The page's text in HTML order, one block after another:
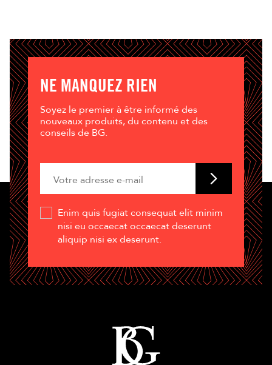
NE MANQUEZ RIEN
Soyez le premier à être informé des
nouveaux produits, du contenu et des
conseils de BG.
Enim quis fugiat consequat elit minim
nisi eu occaecat occaecat deserunt
aliquip nisi ex deserunt.